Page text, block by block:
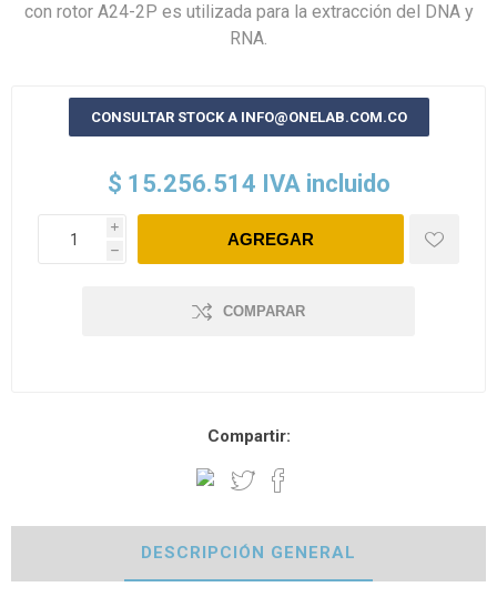
con rotor A24-2P es utilizada para la extracción del DNA y
RNA.
CONSULTAR STOCK A INFO@ONELAB.COM.CO
$ 15.256.514 IVA incluido
i
h
COMPARAR
Compartir:
DESCRIPCIÓN GENERAL